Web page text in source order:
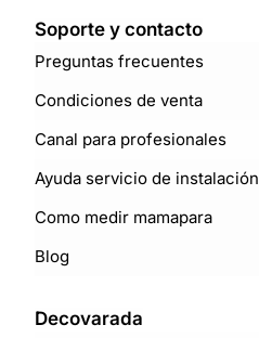
Soporte y contacto
Preguntas frecuentes
Condiciones de venta
Canal para profesionales
Ayuda servicio de instalación
Como medir mamapara
Blog
Decovarada